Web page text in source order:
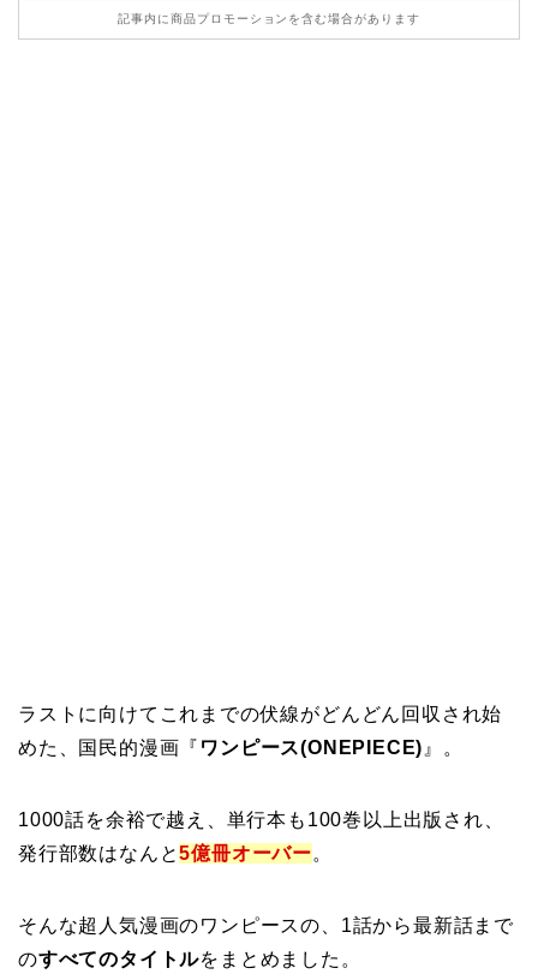
記事内に商品プロモーションを含む場合があります
ラストに向けてこれまでの伏線がどんどん回収され始
めた、国民的漫画『 ワンピース(ONEPIECE) 』。
1000話を余裕で越え、単行本も100巻以上出版され、
発行部数はなんと5億冊オーバー。
そんな超人気漫画のワンピースの、1話から最新話まで
のすべてのタイトルをまとめました。